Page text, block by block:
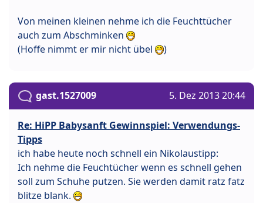
Von meinen kleinen nehme ich die Feuchttücher
auch zum Abschminken
(Hoffe nimmt er mir nicht übel
)
gast.1527009 5. Dez 2013 20:44
Re: HiPP Babysanft Gewinnspiel: Verwendungs-
Tipps
ich habe heute noch schnell ein Nikolaustipp:
Ich nehme die Feuchtücher wenn es schnell gehen
soll zum Schuhe putzen. Sie werden damit ratz fatz
blitze blank.